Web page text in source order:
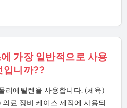
가장 일반적으로 사용
입니까??
리에틸렌을 사용합니다. (체육)
료 장비 케이스 제작에 사용되